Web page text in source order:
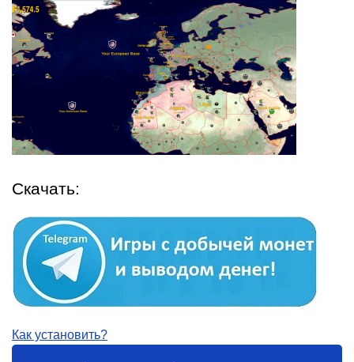
Скачать:
Как установить?